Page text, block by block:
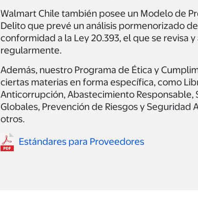
Walmart Chile también posee un Modelo de
Delito que prevé un análisis pormenorizado
conformidad a la Ley 20.393, el que se revisa
regularmente.
Además, nuestro Programa de Ética y
ciertas materias en forma específica, como
Anticorrupción, Abastecimiento Responsable,
Globales, Prevención de Riesgos y Seguridad
otros.
Estándares para Proveedores